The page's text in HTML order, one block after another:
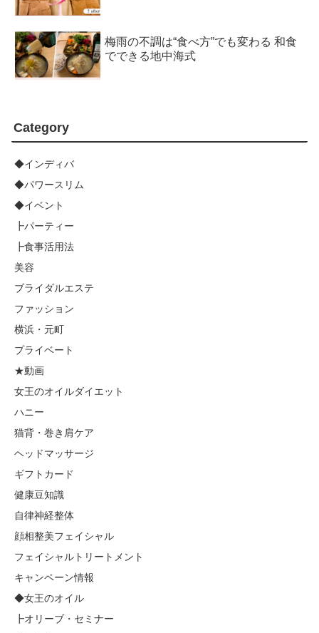
梅雨の不調は“食べ方”でも変わる 和食
でできる地中海式
Category
◆インディバ
◆パワースリム
◆イベント
┣パーティー
┣食事活用法
美容
ブライダルエステ
ファッション
横浜・元町
プライベート
★動画
女王のオイルダイエット
ハニー
猫背・巻き肩ケア
ヘッドマッサージ
ギフトカード
健康豆知識
自律神経整体
顔相整美フェイシャル
フェイシャルトリートメント
キャンペーン情報
◆女王のオイル
┣オリーブ・セミナー